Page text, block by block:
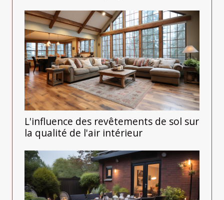
L'influence des revêtements de sol sur
la qualité de l'air intérieur